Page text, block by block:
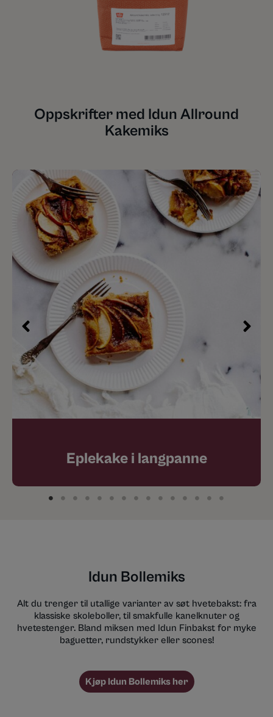
Oppskrifter med Idun Allround
Kakemiks
Eplekake i langpanne
Idun Bollemiks
Alt du trenger til utallige varianter av søt hvetebakst: fra
klassiske skoleboller, til smakfulle kanelknuter og
hvetestenger. Bland miksen med Idun Finbakst for myke
baguetter, rundstykker eller scones!
Kjøp Idun Bollemiks her